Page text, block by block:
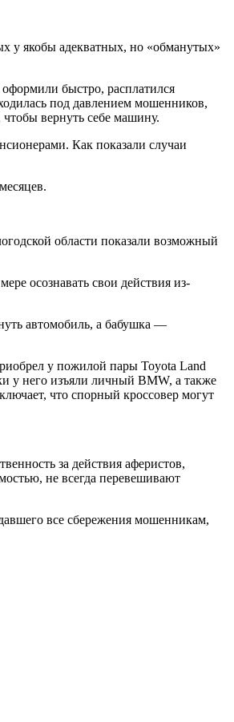
у якобы адекватных, но «обманутых»
быстро, расплатился
под давлением мошенников,
вернуть себе машину.
Как показали случаи
области показали возможный
осознавать свои действия из-
автомобиль, а бабушка —
у пожилой пары Toyota Land
у него изъяли личный BMW, а также
что спорный кроссовер могут
за действия аферистов,
не всегда перевешивают
все сбережения мошенникам,